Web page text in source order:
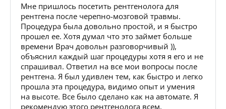
Мне пришлось посетить рентгенолога для
рентгена после черепно-мозговой травмы.
Процедура была довольно простой, и я быстро
прошел ее. Хотя думал что это займет больше
времени Врач довольн разговорчивый )),
объяснил каждый шаг процедуры хотя я его и не
спрашивал. Ответил на все мои вопросы после
рентгена. Я был удивлен тем, как быстро и легко
прошла эта процедура, видимо опыт и умения
на высоте. Все было сделано как на автомате. Я
рекомендую этого рентгенолога всем.